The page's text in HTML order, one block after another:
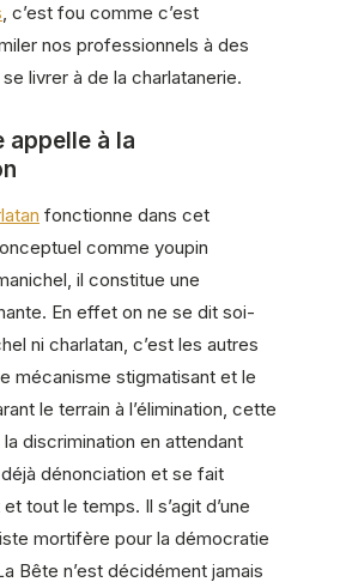
, c’est fou comme c’est
nos professionnels à des
livrer à de la charlatanerie.
appelle à la
fonctionne dans cet
comme youpin
il constitue une
En effet on ne se dit soi-
ni charlatan, c’est les autres
mécanisme stigmatisant et le
le terrain à l’élimination, cette
discrimination en attendant
dénonciation et se fait
tout le temps. Il s’agit d’une
mortifère pour la démocratie
Bête n’est décidément jamais